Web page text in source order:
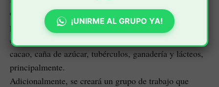
educación y salud, así como impulsar los proyectos de
producción agroalimentaria para aprovechar el potencial
de la región en productos como café, frutas tropicales,
cacao, caña de azúcar, tubérculos, ganadería y lácteos,
principalmente.
Adicionalmente, se creará un grupo de trabajo que
¡UNIRME AL GRUPO YA!